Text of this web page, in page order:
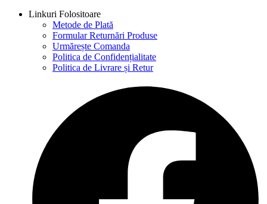
Linkuri Folositoare
Metode de Plată
Formular Returnări Produse
Urmărește Comanda
Politica de Confidențialitate
Politica de Livrare și Retur